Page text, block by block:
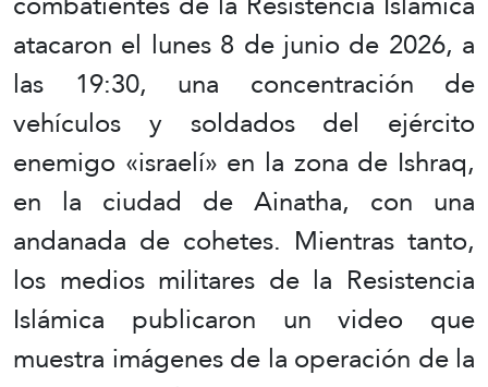
atacaron el lunes 8 de junio de 2026, a
las 19:30, una concentración de
vehículos y soldados del ejército
enemigo «israelí» en la zona de Ishraq,
en la ciudad de Ainatha, con una
andanada de cohetes. Mientras tanto,
los medios militares de la Resistencia
Islámica publicaron un video que
muestra imágenes de la operación de la